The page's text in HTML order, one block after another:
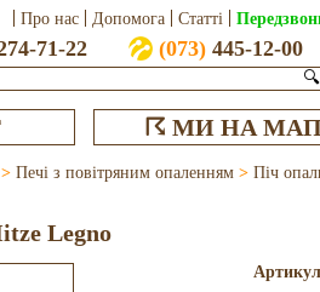
Про нас Допомога Статті
71-22 (073)445-12-00
🔍
☈ МИ НА
> Печі з повітряним опаленням > Піч
Legno